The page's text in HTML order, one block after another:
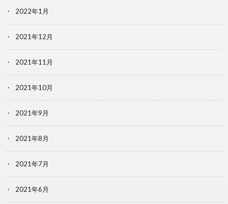
2022年1月
2021年12月
2021年11月
2021年10月
2021年9月
2021年8月
2021年7月
2021年6月